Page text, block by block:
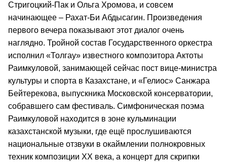
Стригоцкий-Пак и Ольга Хромова, и совсем
начинающее – Рахат-Би Абдысагин. Произведения
первого вечера показывают этот диалог очень
наглядно. Тройной состав Государственного оркестра
исполнил «Толгау» известного композитора Актоты
Раимкуловой, занимающей сейчас пост вице-министра
культуры и спорта в Казахстане, и «Гелиос» Санжара
Бейтерекова, выпускника Московской консерватории,
собравшего сам фестиваль. Симфоническая поэма
Раимкуловой находится в зоне кульминации
казахстанской музыки, где ещё прослушиваются
национальные отзвуки в окаймлении полнокровных
техник композиции ХХ века, а концерт для скрипки